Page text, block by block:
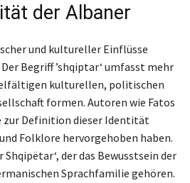
der Albaner
und kultureller Einflüsse
Begriff ’shqiptar‘ umfasst mehr
kulturellen, politischen
formen. Autoren wie Fatos
zur Definition dieser Identität
Folklore hervorgehoben haben.
der das Bewusstsein der
Sprachfamilie gehören.